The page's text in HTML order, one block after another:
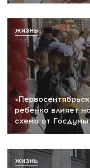
ребенка влияет
схема от
ЖИЗНЬ
ЖИЗНЬ